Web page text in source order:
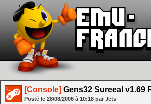
[Console] Gens32 Sureeal v1.69
Posté le 28/08/2006 à 10:18 par Jets